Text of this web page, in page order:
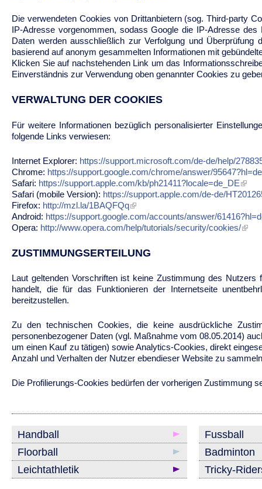
Die verwendeten Cookies von Drittanbietern (sog. Third-party
IP-Adresse vorgenommen, sodass Google die IP-Adresse
Daten werden ausschließlich zur Verfolgung und
basierend auf anonym gesammelten Informationen mit
Klicken Sie auf nachstehenden Link um das
Einverständnis zur Verwendung oben genannter Cookies zu
VERWALTUNG DER COOKIES
Für weitere Informationen bezüglich personalisierter
folgende Links verwiesen:
Internet Explorer: https://support.microsoft.com/de-de/help/
Chrome: https://support.google.com/chrome/answer/
Safari: https://support.apple.com/kb/ph21411?locale=de_DE
Safari (mobile Version): https://support.apple.com/de-de/
Firefox: http://mzl.la/1BAQFQq
Android: https://support.google.com/accounts/answer/
Opera: http://www.opera.com/help/tutorials/security/cookies/
ZUSTIMMUNGSERTEILUNG
Laut geltenden Vorschriften ist keine Zustimmung des
handelt, die für das Funktionieren der Internetseite
bereitzustellen.
Zu den technischen Cookies, die keine ausdrückliche
personenbezogener Daten (vgl. Maßnahme vom 08.05.2014)
um einen Kauf zu tätigen) sowie Analytics-Cookies, direkt
Anzahl und Verhalten der Nutzer ebendieser Website zu
Die Profilierungs-Cookies bedürfen der vorherigen Zustimmung
Handball
Fussball
Floorball
Badminton
Leichtathletik
Tricky-